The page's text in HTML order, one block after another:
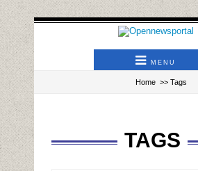
MENU
Home >> Tags
TAGS